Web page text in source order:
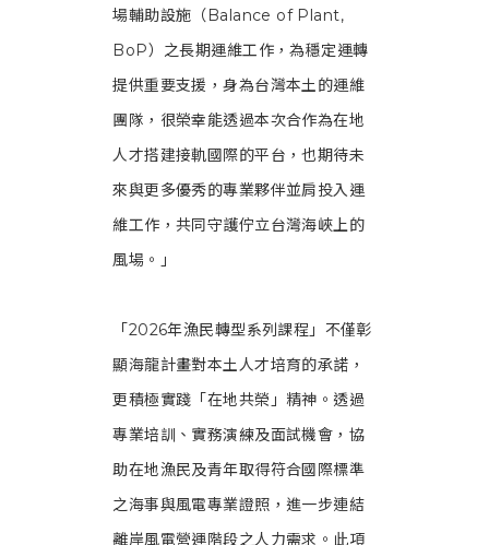
場輔助設施（Balance of Plant,
BoP）之長期運維工作，為穩定運轉
提供重要支援，身為台灣本土的運維
團隊，很榮幸能透過本次合作為在地
人才搭建接軌國際的平台，也期待未
來與更多優秀的專業夥伴並肩投入運
維工作，共同守護佇立台灣海峽上的
風場。」
「2026年漁民轉型系列課程」不僅彰
顯海龍計畫對本土人才培育的承諾，
更積極實踐「在地共榮」精神。透過
專業培訓、實務演練及面試機會，協
助在地漁民及青年取得符合國際標準
之海事與風電專業證照，進一步連結
離岸風電營運階段之人力需求。此項